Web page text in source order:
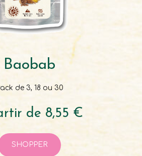
Baobab
de 3, 18 ou 30
de 8,55 €
SHOPPER